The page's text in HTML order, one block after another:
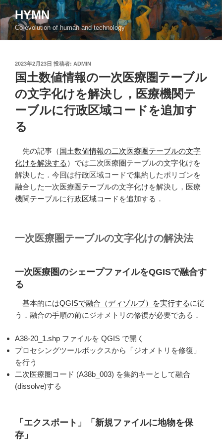
コ
ン
テ
ン
HYMN
Co-evolution of human and technology
投
稿
日:
2023年2月23日 投稿者: ADMIN
国土数値情報の一次医療圏テーブル
の文字化けを解決し，医療機関テ
ーブルに行政区域コードを追加す
る
先の記事（国土数値情報の二次医療圏テーブルの文字
化けを解決する ）では二次医療圏テーブルの文字化けを
解決した．今回は行政区域コードで集約したポリゴンを
融合した一次医療圏テーブルの文字化けを解決し，医療
機関テーブルに行政区域コードを追加する．
一次医療圏テーブルの文字化けの解決法
一次医療圏のシェープファイルをQGISで融合す
る
基本的にはQGISで融合（ディゾルブ）を実行するに従
う．融合の手順の前にジオメトリの修復が必要である．
A38-20_1.shp ファイルを QGIS で開く
プロセシングツールボックスから「ジオメトリを修復」
を行う
二次医療圏コード (A38b_003) を集約キーとして融合
(dissolve)する
「エクスポート」「新規ファイルに地物を保
存」